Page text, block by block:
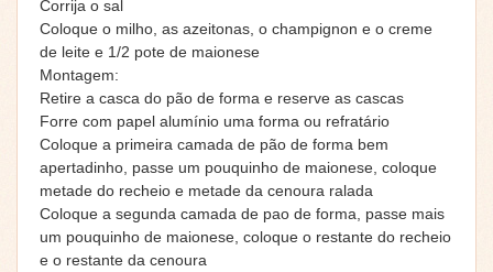
Corrija o sal
Coloque o milho, as azeitonas, o champignon e o creme
de leite e 1/2 pote de maionese
Montagem:
Retire a casca do pão de forma e reserve as cascas
Forre com papel alumínio uma forma ou refratário
Coloque a primeira camada de pão de forma bem
apertadinho, passe um pouquinho de maionese, coloque
metade do recheio e metade da cenoura ralada
Coloque a segunda camada de pao de forma, passe mais
um pouquinho de maionese, coloque o restante do recheio
e o restante da cenoura